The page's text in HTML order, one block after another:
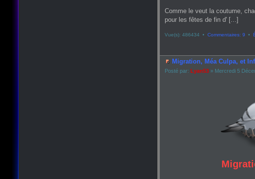
Comme le veut la coutume,
pour les fêtes de fin d' [...]
Vue(s): 486434 • Commentaires: 9 •
Migration, Méa Culpa, et
Posté par: Lyan53» Mercredi 5